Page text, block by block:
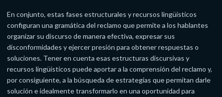
En conjunto, estas fases estructurales y recursos lingüísticos
configuran una gramática del reclamo que permite a los hablantes
organizar su discurso de manera efectiva, expresar sus
disconformidades y ejercer presión para obtener respuestas o
soluciones. Tener en cuenta esas estructuras discursivas y
recursos lingüísticos puede aportar a la comprensión del reclamo y,
por consiguiente, a la búsqueda de estrategias que permitan darle
solución e idealmente transformarlo en una oportunidad para